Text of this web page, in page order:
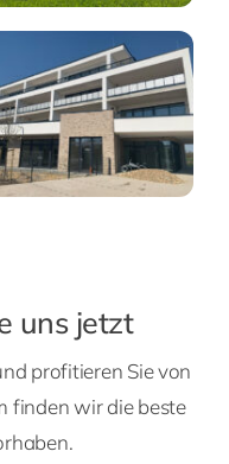
uns jetzt
profitieren Sie von
finden wir die beste